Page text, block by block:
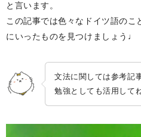
と言います。
この記事では色々なドイツ語の
にいったものを見つけましょう♩
文法に関しては参考記
勉強としても活用して